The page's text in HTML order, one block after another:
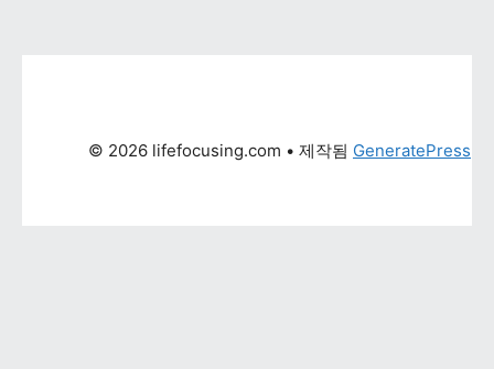
© 2026 lifefocusing.com • 제작됨 GeneratePress